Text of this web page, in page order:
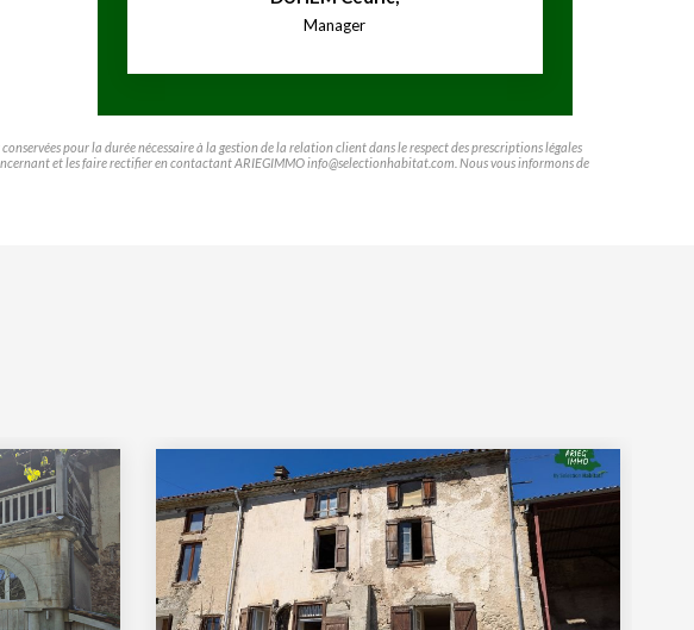
Manager
pour la durée nécessaire à la gestion de la relation client dans le respect des prescriptions légales
et les faire rectifier en contactant ARIEGIMMO info@selectionhabitat.com. Nous vous informons de